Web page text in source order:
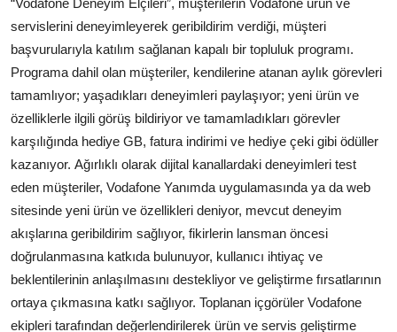
servislerini deneyimleyerek geribildirim verdiği, müşteri
başvurularıyla katılım sağlanan kapalı bir topluluk programı.
Programa dahil olan müşteriler, kendilerine atanan aylık görevleri
tamamlıyor; yaşadıkları deneyimleri paylaşıyor; yeni ürün ve
özelliklerle ilgili görüş bildiriyor ve tamamladıkları görevler
karşılığında hediye GB, fatura indirimi ve hediye çeki gibi ödüller
kazanıyor. Ağırlıklı olarak dijital kanallardaki deneyimleri test
eden müşteriler, Vodafone Yanımda uygulamasında ya da web
sitesinde yeni ürün ve özellikleri deniyor, mevcut deneyim
akışlarına geribildirim sağlıyor, fikirlerin lansman öncesi
doğrulanmasına katkıda bulunuyor, kullanıcı ihtiyaç ve
beklentilerinin anlaşılmasını destekliyor ve geliştirme fırsatlarının
ortaya çıkmasına katkı sağlıyor. Toplanan içgörüler Vodafone
ekipleri tarafından değerlendirilerek ürün ve servis geliştirme